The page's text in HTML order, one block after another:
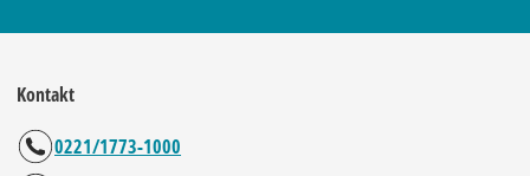
Kontakt
0221/1773-1000